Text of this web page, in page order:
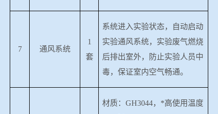
7 通风系统
1
套
系统进入实验状态，自动启动
实验通风系统，实验废气燃烧
后排出室外，防止实验人员中
毒，保证室内空气畅通。
材质：GH3044，*高使用温度